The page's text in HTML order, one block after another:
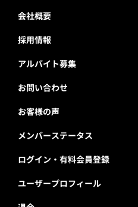
会社概要
採用情報
アルバイト募集
お問い合わせ
お客様の声
メンバーステータス
ログイン・有料会員登録
ユーザープロフィール